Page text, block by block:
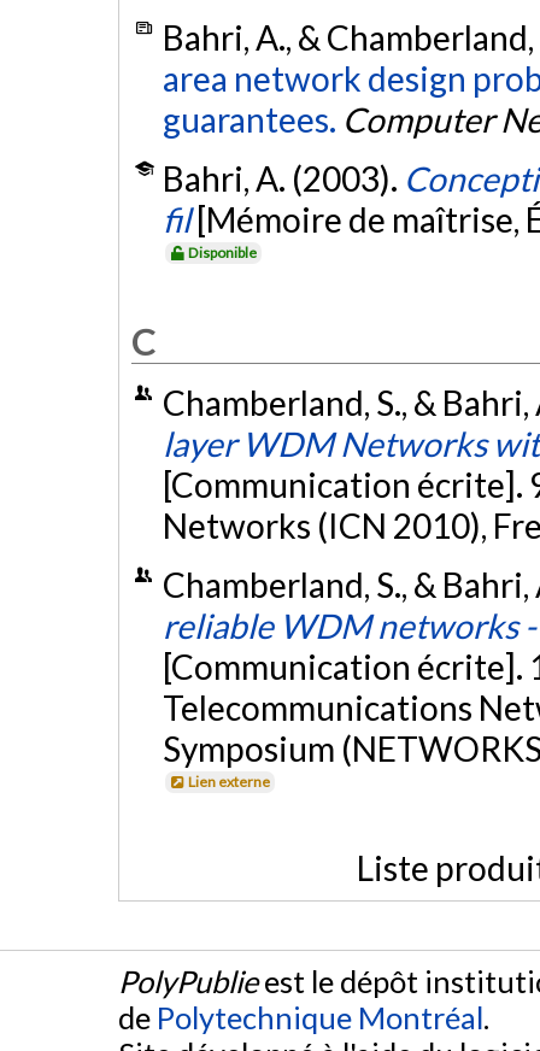
Bahri, A., &
area network design
guarantees. Computer
Bahri, A. (2003).
fil [Mémoire de maîtrise,
Disponible
C
Chamberland, S., &
layer WDM Networks
[Communication
Networks (ICN 2010),
Chamberland, S., &
reliable WDM networks
[Communication
Telecommunications
Symposium
Lien externe
Liste
PolyPublieest le dépôt
de Polytechnique Montréal.